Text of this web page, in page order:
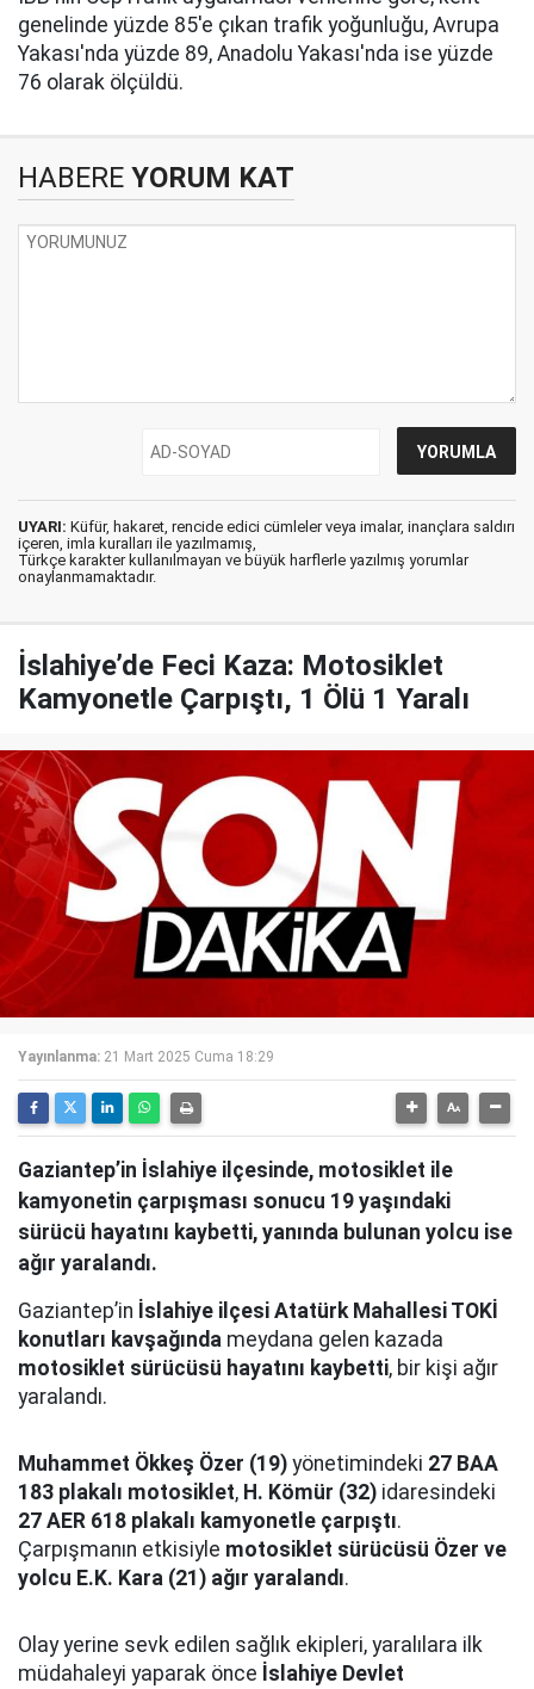
genelinde yüzde 85'e çıkan trafik yoğunluğu, Avrupa
Yakası'nda yüzde 89, Anadolu Yakası'nda ise yüzde
76 olarak ölçüldü.
HABERE YORUM KAT
UYARI: Küfür, hakaret, rencide edici cümleler veya imalar, inançlara saldırı
içeren, imla kuralları ile yazılmamış,
Türkçe karakter kullanılmayan ve büyük harflerle yazılmış yorumlar
onaylanmamaktadır.
İslahiye’de Feci Kaza: Motosiklet
Kamyonetle Çarpıştı, 1 Ölü 1 Yaralı
Yayınlanma: 21 Mart 2025 Cuma 18:29
Gaziantep’in İslahiye ilçesinde, motosiklet ile
kamyonetin çarpışması sonucu 19 yaşındaki
sürücü hayatını kaybetti, yanında bulunan yolcu ise
ağır yaralandı.
Gaziantep’in İslahiye ilçesi Atatürk Mahallesi TOKİ
konutları kavşağında meydana gelen kazada
motosiklet sürücüsü hayatını kaybetti, bir kişi ağır
yaralandı.
Muhammet Ökkeş Özer (19) yönetimindeki 27 BAA
183 plakalı motosiklet, H. Kömür (32) idaresindeki
27 AER 618 plakalı kamyonetle çarpıştı.
Çarpışmanın etkisiyle motosiklet sürücüsü Özer ve
yolcu E.K. Kara (21) ağır yaralandı.
Olay yerine sevk edilen sağlık ekipleri, yaralılara ilk
müdahaleyi yaparak önce İslahiye Devlet